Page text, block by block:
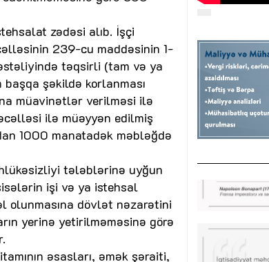
zədəsi alıb. İşçi
239-cu maddəsinin 1-
təqsirli (tam və ya
şəkildə korlanması
müavinətlər verilməsi ilə
ilə müəyyən edilmiş
1000 manatadək məbləğdə
tələblərinə uyğun
işi və ya istehsal
olunmasına dövlət nəzarətini
yerinə yetirilməməsinə görə
əsasları, əmək şəraiti,